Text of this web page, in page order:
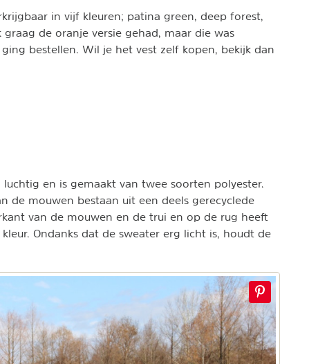
in vijf kleuren; patina green, deep forest,
de oranje versie gehad, maar die was
bestellen. Wil je het vest zelf kopen, bekijk dan
luchtig en is gemaakt van twee soorten polyester.
de mouwen bestaan uit een deels gerecyclede
van de mouwen en de trui en op de rug heeft
Ondanks dat de sweater erg licht is, houdt de